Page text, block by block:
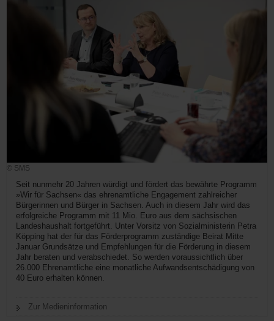
© SMS
Seit nunmehr 20 Jahren würdigt und fördert das bewährte Programm
»Wir für Sachsen« das ehrenamtliche Engagement zahlreicher
Bürgerinnen und Bürger in Sachsen. Auch in diesem Jahr wird das
erfolgreiche Programm mit 11 Mio. Euro aus dem sächsischen
Landeshaushalt fortgeführt. Unter Vorsitz von Sozialministerin Petra
Köpping hat der für das Förderprogramm zuständige Beirat Mitte
Januar Grundsätze und Empfehlungen für die Förderung in diesem
Jahr beraten und verabschiedet. So werden voraussichtlich über
26.000 Ehrenamtliche eine monatliche Aufwandsentschädigung von
40 Euro erhalten können.
Zur Medieninformation